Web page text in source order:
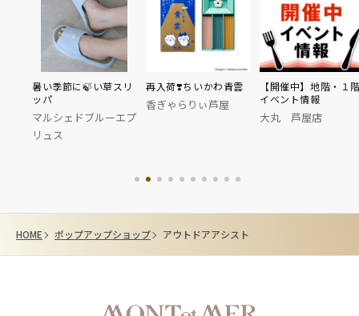
暑い季節に🍃い草スリ
ッパ
マルシェドブルーエプ
リュス
再入荷❣️ちいかわ青雲
香ぎゃらりぃ芦屋
【開催中】地階・１
イベント情報
大丸 芦屋店
HOME ポップアップショップ アウトドアアシスト